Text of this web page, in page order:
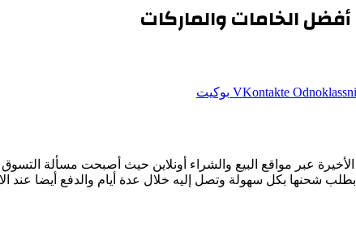
الخامات والماركات
بوكيت
عبر مواقع البيع والشراء أونلاين حيث أصبحت مسألة
شحنها بكل سهولة وتصل إليه خلال عدة أيام والدفع أيضا عند